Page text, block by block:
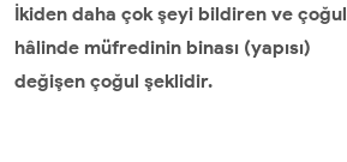
İkiden daha çok şeyi bildiren ve çoğul
hâlinde müfredinin binası (yapısı)
değişen çoğul şeklidir.